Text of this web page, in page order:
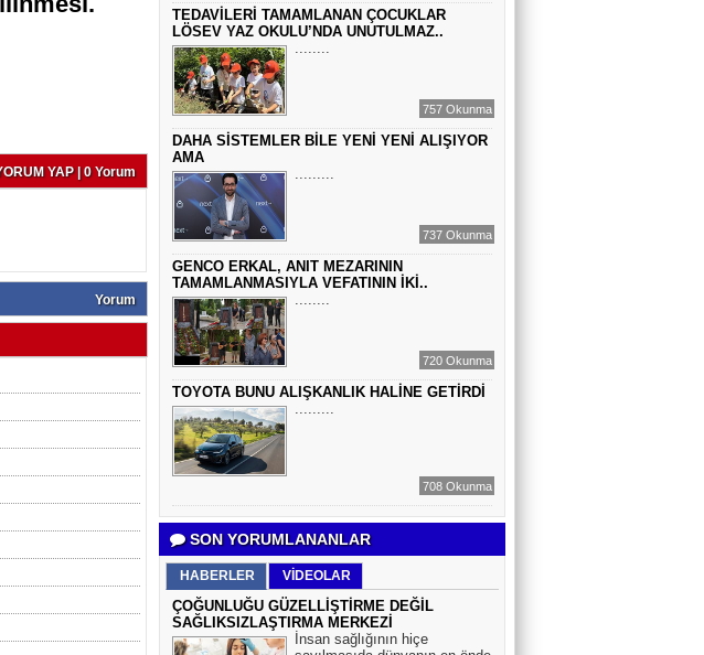
YAP | 0 Yorum
Yorum
BİR ROMAN DAHA
EMİR EMİRHANOĞLU
MACİT SOYDAN
DÜNYANIN MERKEZİNDE YAŞADIĞINI
SANANLAR...
TEDAVİLERİ TAMAMLANAN ÇOCUKLAR
LÖSEV YAZ OKULU’NDA UNUTULMAZ..
........
757 Okunma
DAHA SİSTEMLER BİLE YENİ YENİ ALIŞIYOR
AMA
.........
737 Okunma
GENCO ERKAL, ANIT MEZARININ
TAMAMLANMASIYLA VEFATININ İKİ..
........
720 Okunma
TOYOTA BUNU ALIŞKANLIK HALİNE GETİRDİ
.........
708 Okunma
SON YORUMLANANLAR
HABERLER VİDEOLAR
ÇOĞUNLUĞU GÜZELLİŞTİRME DEĞİL
SAĞLIKSIZLAŞTIRMA MERKEZİ
İnsan sağlığının hiçe